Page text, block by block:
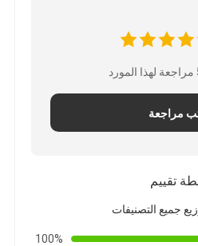
مراجعة
تقييم
جميع التصنيفات
100%